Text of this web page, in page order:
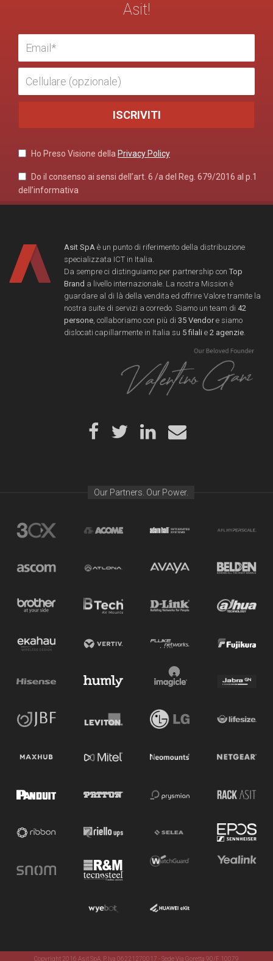
Asit!
Ho Preso Visione della Privacy Policy
Do il consenso ai sensi dell’art. 6 /a del Reg. 679/2016 al p.1
dell’informativa
Asit SpA è un punto di riferimento della distribuzione
specializzata ICT in Italia.
Da sempre ci distinguiamo per partnership con Top
Brand a livello internazionale. La nostra Mission è
guardare al di là della vendita ed offrire Valore tramite la
nostra suite di servizi a corredo. Siamo un team di 42
persone, collaboriamo con più di 35 Vendore siamo
dislocati capillarmente in Italia su 5 filali e 2 agenzie.
Copyright 2016 Asit SpA. P. Iva 06221270017 - Sede Via Goretta 90/F 10079